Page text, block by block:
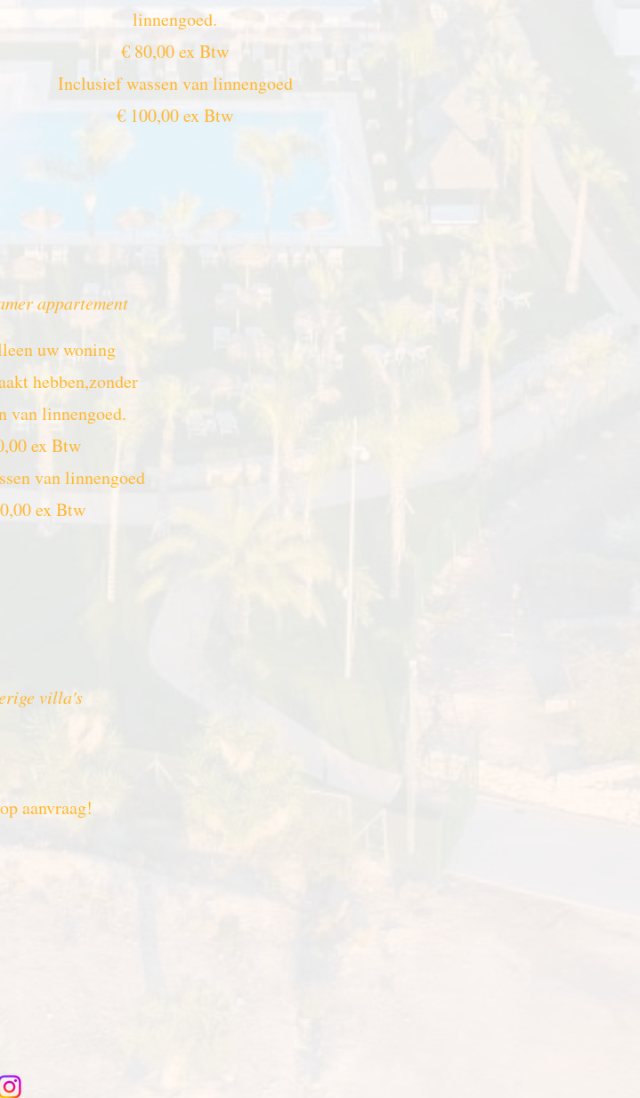
linnengoed.
€ 80,00 ex Btw
Inclusief wassen van linnengoed
€ 100,00 ex Btw
appartement
uw woning
hebben,zonder
van linnengoed.
ex Btw
van linnengoed
ex Btw
villa's
aanvraag!